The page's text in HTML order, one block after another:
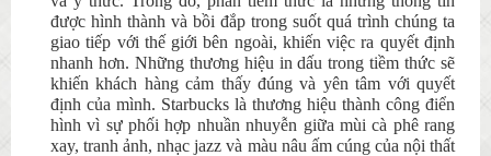
được hình thành và bồi đắp trong suốt quá trình chúng ta
giao tiếp với thế giới bên ngoài, khiến việc ra quyết định
nhanh hơn. Những thương hiệu in dấu trong tiềm thức sẽ
khiến khách hàng cảm thấy đúng và yên tâm với quyết
định của mình. Starbucks là thương hiệu thành công điển
hình vì sự phối hợp nhuần nhuyễn giữa mùi cà phê rang
xay, tranh ảnh, nhạc jazz và màu nâu ấm cúng của nội thất